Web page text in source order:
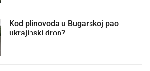
Kod plinovoda u Bugarskoj pao
ukrajinski dron?